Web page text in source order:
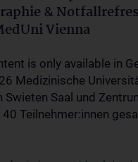
&
Vienna
is only available in
Medizinische
Swieten Saal und
Teilnehmer:innen